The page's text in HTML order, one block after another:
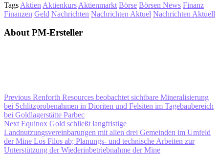
Tags Aktien Aktienkurs Aktienmarkt Börse Börsen News Finanz
Finanzen Geld Nachrichten Nachrichten Aktuel Nachrichten Aktuell
About PM-Ersteller
Previous Renforth Resources beobachtet sichtbare Mineralisierung
bei Schlitzprobenahmen in Dioriten und Felsiten im Tagebaubereich
bei Goldlagerstätte Parbec
Next Equinox Gold schließt langfristige
Landnutzungsvereinbarungen mit allen drei Gemeinden im Umfeld
der Mine Los Filos ab; Planungs- und technische Arbeiten zur
Unterstützung der Wiederinbetriebnahme der Mine